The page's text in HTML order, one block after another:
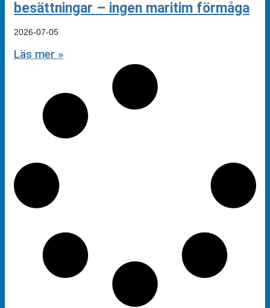
besättningar – ingen maritim förmåga
2026-07-05
Läs mer »